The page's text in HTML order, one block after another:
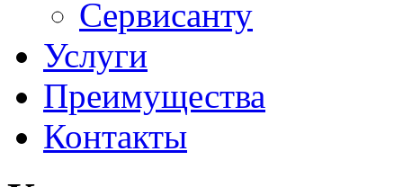
Сервисанту
Услуги
Преимущества
Контакты